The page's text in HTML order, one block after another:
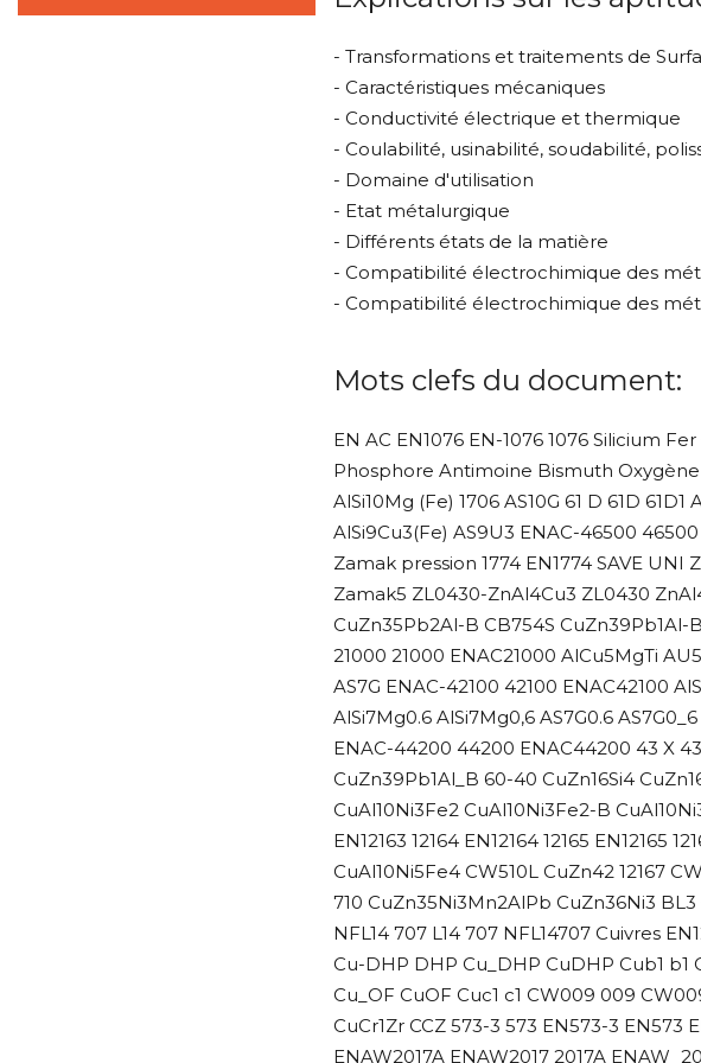
- Transformations et traitements de
- Caractéristiques mécaniques
- Conductivité électrique et thermique
- Coulabilité, usinabilité, soudabilité,
- Domaine d'utilisation
- Etat métalurgique
- Différents états de la matière
- Compatibilité électrochimique des
- Compatibilité électrochimique des
Mots clefs du document:
EN AC EN1076 EN-1076 1076 Silicium
Phosphore Antimoine Bismuth
AlSi10Mg (Fe) 1706 AS10G 61 D 61D
AlSi9Cu3(Fe) AS9U3 ENAC-46500 46500
Zamak pression 1774 EN1774 SAVE
Zamak5 ZL0430-ZnAl4Cu3 ZL0430
CuZn35Pb2Al-B CB754S CuZn39Pb1Al-
21000 21000 ENAC21000 AlCu5MgTi
AS7G ENAC-42100 42100 ENAC42100
AlSi7Mg0.6 AlSi7Mg0,6 AS7G0.6
ENAC-44200 44200 ENAC44200 43 X
CuZn39Pb1Al_B 60-40 CuZn16Si4
CuAl10Ni3Fe2 CuAl10Ni3Fe2-B
EN12163 12164 EN12164 12165
CuAl10Ni5Fe4 CW510L CuZn42 12167
710 CuZn35Ni3Mn2AlPb CuZn36Ni3 BL3
NFL14 707 L14 707 NFL14707 Cuivres
Cu-DHP DHP Cu_DHP CuDHP Cub1
Cu_OF CuOF Cuc1 c1 CW009 009
CuCr1Zr CCZ 573-3 573 EN573-3 EN573
ENAW2017A ENAW2017 2017A